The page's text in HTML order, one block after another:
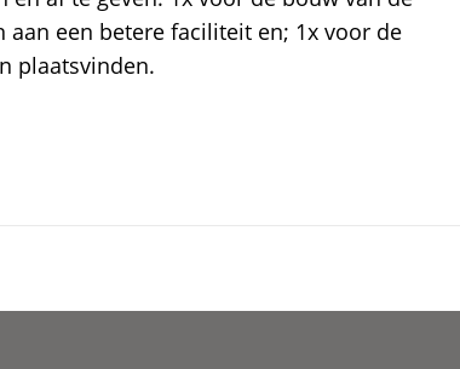
aan een betere faciliteit en; 1x voor de
plaatsvinden.